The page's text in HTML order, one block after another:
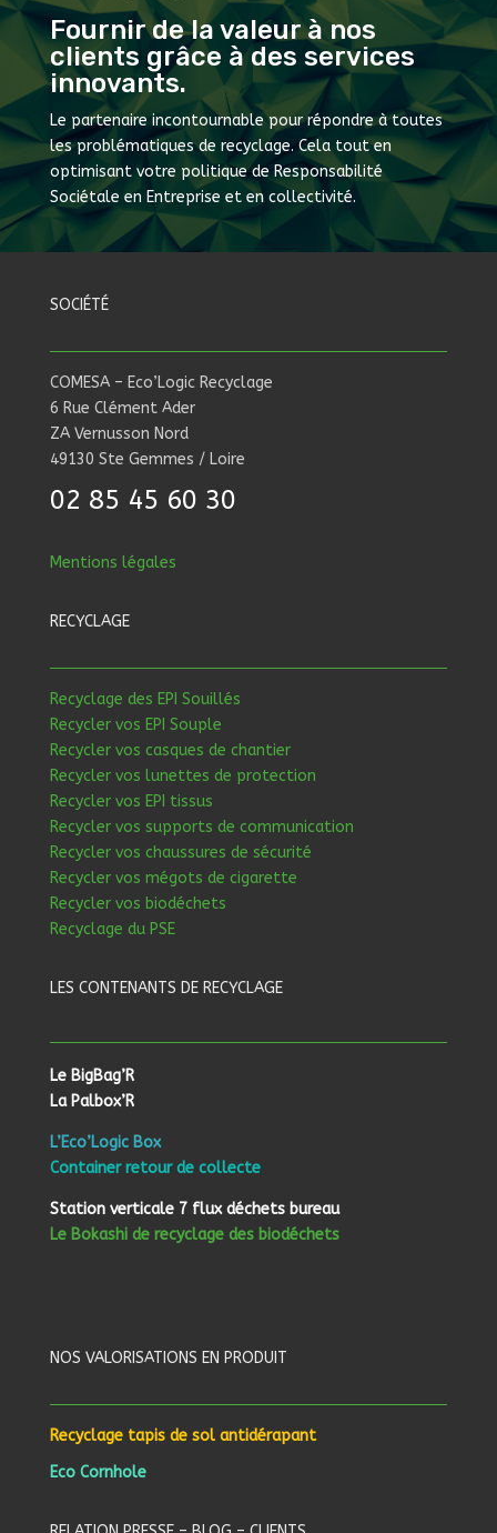
Fournir de la valeur à nos
clients grâce à des services
innovants.
Le partenaire incontournable pour répondre à toutes
les problématiques de recyclage. Cela tout en
optimisant votre politique de Responsabilité
Sociétale en Entreprise et en collectivité.
SOCIÉTÉ
COMESA – Eco’Logic Recyclage
6 Rue Clément Ader
ZA Vernusson Nord
49130 Ste Gemmes / Loire
02 85 45 60 30
Mentions légales
RECYCLAGE
Recyclage des EPI Souillés
Recycler vos EPI Souple
Recycler vos casques de chantier
Recycler vos lunettes de protection
Recycler vos EPI tissus
Recycler vos supports de communication
Recycler vos chaussures de sécurité
Recycler vos mégots de cigarette
Recycler vos biodéchets
Recyclage du PSE
LES CONTENANTS DE RECYCLAGE
Le BigBag’R
La Palbox’R
L’Eco’Logic Box
Container retour de collecte
Station verticale 7 flux déchets bureau
Le Bokashi de recyclage des biodéchets
NOS VALORISATIONS EN PRODUIT
Recyclage tapis de sol antidérapant
Eco Cornhole